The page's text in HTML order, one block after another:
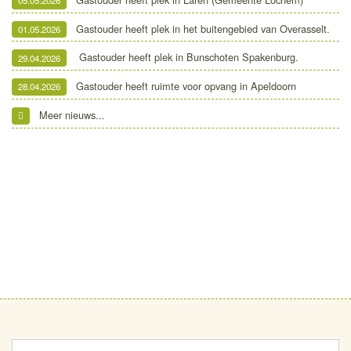
01.05.2026 Gastouder heeft plek in het buitengebied van Overasselt.
29.04.2026 Gastouder heeft plek in Bunschoten Spakenburg.
28.04.2026
Gastouder heeft ruimte voor opvang in Apeldoorn
Meer nieuws...